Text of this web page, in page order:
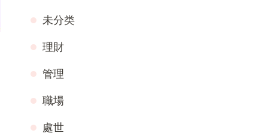
未分类
理財
管理
職場
處世